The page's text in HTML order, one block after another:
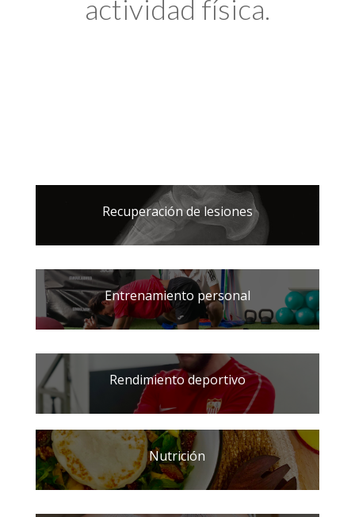
actividad física.
Recuperación de lesiones
Entrenamiento personal
Rendimiento deportivo
Nutrición